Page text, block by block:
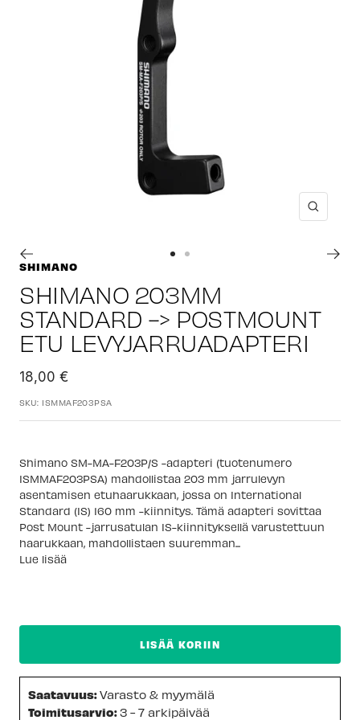
1
2
SHIMANO
SHIMANO 203MM
STANDARD -> POSTMOUNT
ETU LEVYJARRUADAPTERI
Alennushinta
18,00 €
SKU: ISMMAF203PSA
​Shimano SM-MA-F203P/S -adapteri (tuotenumero
ISMMAF203PSA) mahdollistaa 203 mm jarrulevyn
asentamisen etuhaarukkaan, jossa on International
Standard (IS) 160 mm -kiinnitys. Tämä adapteri sovittaa
Post Mount -jarrusatulan IS-kiinnityksellä varustettuun
haarukkaan, mahdollistaen suuremman...
Lue lisää
LISÄÄ KORIIN
Saatavuus:Varasto & myymälä
Toimitusarvio:3 - 7 arkipäivää